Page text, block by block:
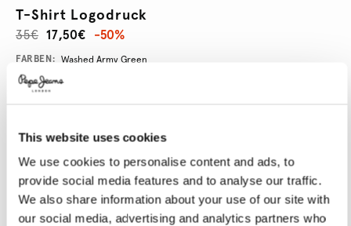
This website uses cookies
We use cookies to personalise content and ads, to
provide social media features and to analyse our traffic.
We also share information about your use of our site with
our social media, advertising and analytics partners who
T-Shirt Logodruck
17,50€
35€ -50%
Promotions
Variations
FARBEN: Washed Army Green
GRÖßE AUSWÄHLEN:
XS S M L XL
Model trägt: M Größe des Models: 1.88 m